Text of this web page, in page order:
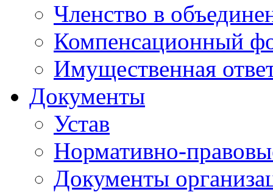
Членство в
Компенсационный
Имущественная
Документы
Устав
Нормативно-
Документы